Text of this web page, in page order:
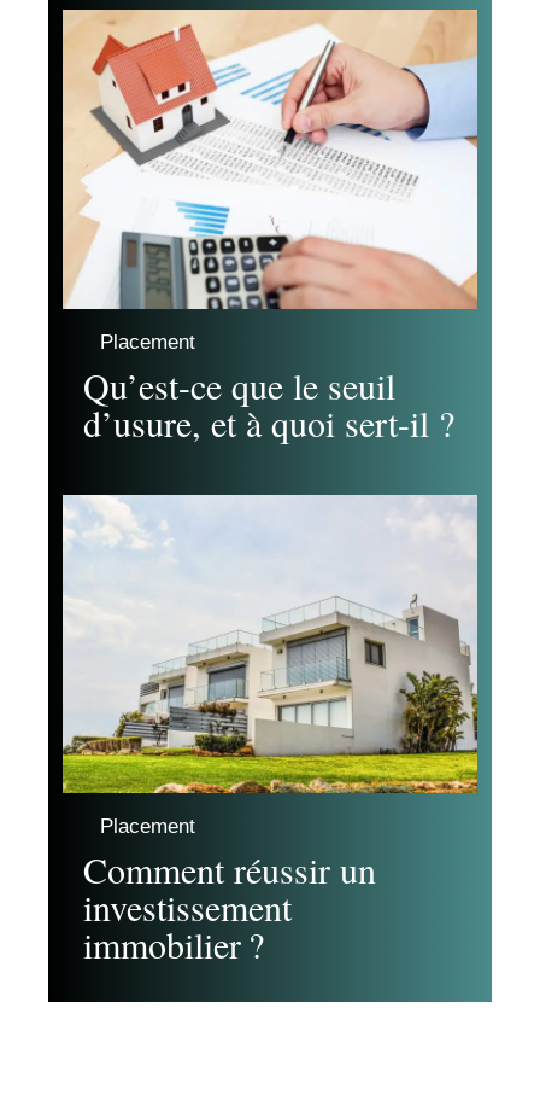
Placement
Qu’est-ce que le seuil
d’usure, et à quoi sert-il ?
Placement
Comment réussir un
investissement
immobilier ?